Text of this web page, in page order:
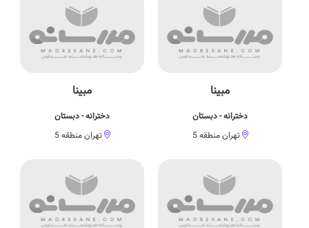
مبینا
دخترانه - دبستان
تهران منطقه 5
مبینا
دخترانه - دبستان
تهران منطقه 5